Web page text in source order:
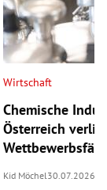
Wirtschaft
Chemische
Österreich
Kid Möchel30.07.2026